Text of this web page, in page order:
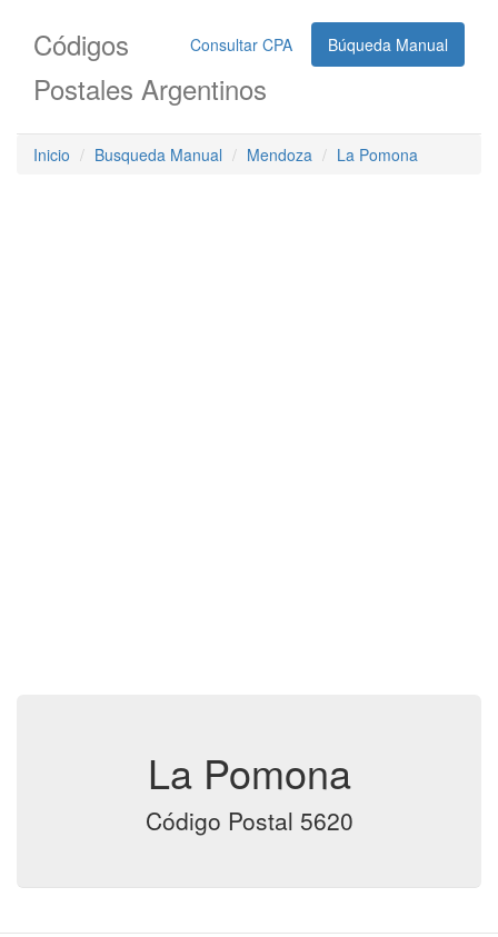
Consultar CPA Búqueda Manual
Códigos
Postales Argentinos
Inicio Busqueda Manual Mendoza La Pomona
La Pomona
Código Postal 5620